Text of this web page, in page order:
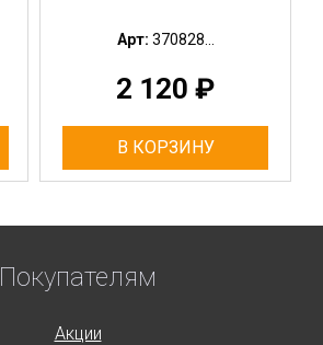
Арт: 370828...
2 120 ₽
В КОРЗИНУ
Покупателям
Акции